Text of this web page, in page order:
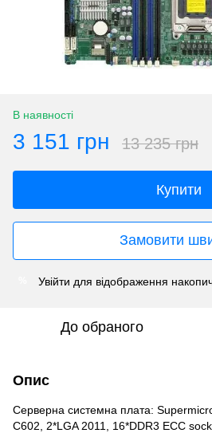
В наявності
3 151 грн 13 235 грн
Купити
Замовити
Увійти для відображення
До обраного
Опис
Серверна системна плата:
C602, 2*LGA 2011, 16*DDR3 ECC